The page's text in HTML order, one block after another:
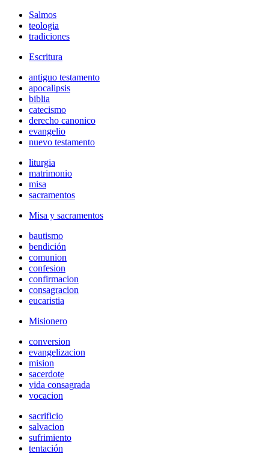
Salmos
teologia
tradiciones
Escritura
antiguo testamento
apocalipsis
biblia
catecismo
derecho canonico
evangelio
nuevo testamento
liturgia
matrimonio
misa
sacramentos
Misa y sacramentos
bautismo
bendición
comunion
confesion
confirmacion
consagracion
eucaristia
Misionero
conversion
evangelizacion
mision
sacerdote
vida consagrada
vocacion
sacrificio
salvacion
sufrimiento
tentación